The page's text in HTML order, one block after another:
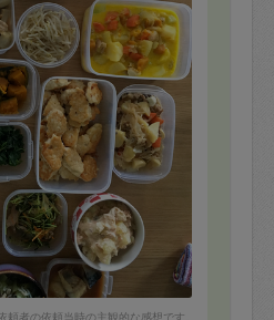
頼者の依頼当時の主観的な感想です。